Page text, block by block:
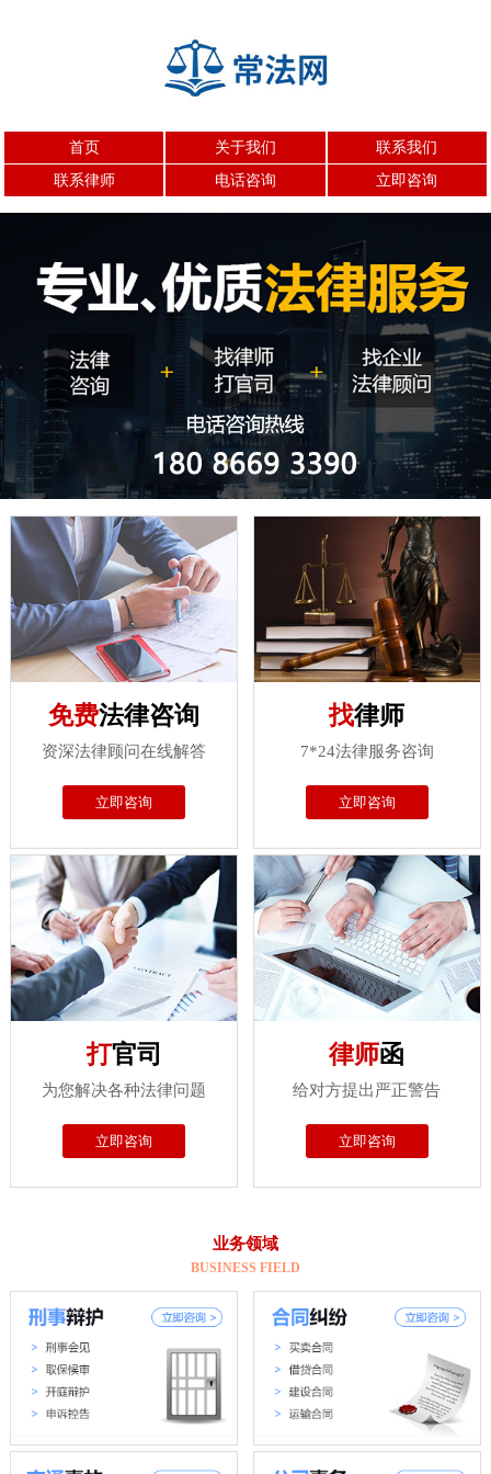
首页 关于我们
联系我们
联系律师
电话咨询 立即咨询
免费法律咨询
资深法律顾问在线解答
立即咨询
找律师
7*24法律服务咨询
立即咨询
打官司
为您解决各种法律问题
立即咨询
律师函
给对方提出严正警告
立即咨询
业务领域
BUSINESS FIELD